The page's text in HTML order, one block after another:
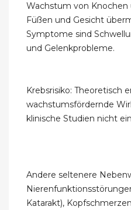
Wachstum von Knochen
Füßen und Gesicht
Symptome sind
und Gelenkprobleme.
Krebsrisiko: Theoretisch
wachstumsfördernde
klinische Studien nicht
Andere seltenere
Katarakt),